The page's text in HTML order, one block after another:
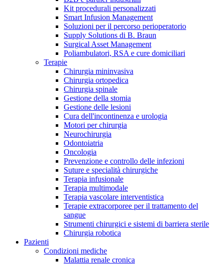
Catalogo prodotti
Trova il prodotto che stai cercando. Visita il catalogo B.
Braun con il nostro portfolio completo.
Hai domande o richieste? Scrivici per entrare subito in
contatto con un nostro referente.
Kit procedurali personalizzati
Smart Infusion Management
Soluzioni per il percorso perioperatorio
Supply Solutions di B. Braun
Surgical Asset Management
Poliambulatori, RSA e cure domiciliari
Terapie
Chirurgia mininvasiva
Chirurgia ortopedica
Chirurgia spinale
Gestione della stomia
Gestione delle lesioni
Cura dell'incontinenza e urologia
Motori per chirurgia
Neurochirurgia
Odontoiatria
Oncologia
Prevenzione e controllo delle infezioni
Suture e specialità chirurgiche
Terapia infusionale
Terapia multimodale
Terapia vascolare interventistica
Terapie extracorporee per il trattamento del
sangue
Strumenti chirurgici e sistemi di barriera sterile
Chirurgia robotica
Pazienti
Condizioni mediche
Malattia renale cronica